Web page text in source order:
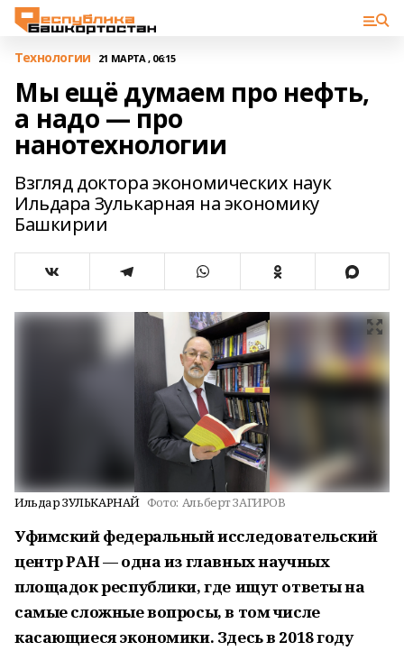
Технологии 21 МАРТА , 06:15
Мы ещё думаем про нефть,
а надо — про
нанотехнологии
Взгляд доктора экономических наук
Ильдара Зулькарная на экономику
Башкирии
Ильдар ЗУЛЬКАРНАЙ Фото: Альберт ЗАГИРОВ
Уфимский федеральный исследовательский
центр РАН — одна из главных научных
площадок республики, где ищут ответы на
самые сложные вопросы, в том числе
касающиеся экономики. Здесь в 2018 году